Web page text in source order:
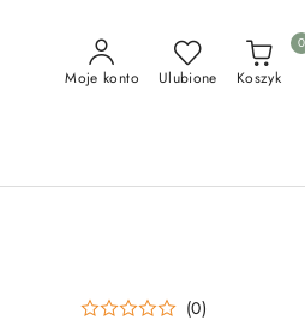
Moje konto Ulubione Koszyk
0
(0)